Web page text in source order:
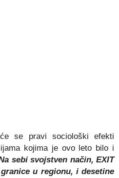
se pravi sociološki efekti
kojima je ovo leto bilo i
sebi svojstven način, EXIT
u regionu, i desetine